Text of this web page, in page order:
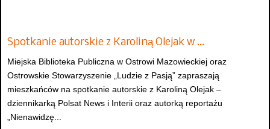
Spotkanie autorskie z Karoliną Olejak w …
Miejska Biblioteka Publiczna w Ostrowi Mazowieckiej oraz
Ostrowskie Stowarzyszenie „Ludzie z Pasją” zapraszają
mieszkańców na spotkanie autorskie z Karoliną Olejak –
dziennikarką Polsat News i Interii oraz autorką reportażu
„Nienawidzę...